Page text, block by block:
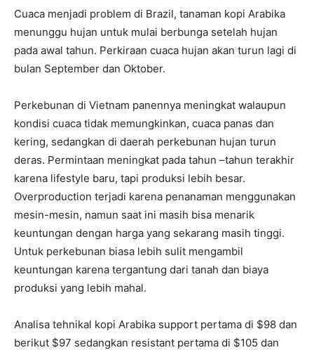
Cuaca menjadi problem di Brazil, tanaman kopi Arabika
menunggu hujan untuk mulai berbunga setelah hujan
pada awal tahun. Perkiraan cuaca hujan akan turun lagi di
bulan September dan Oktober.
Perkebunan di Vietnam panennya meningkat walaupun
kondisi cuaca tidak memungkinkan, cuaca panas dan
kering, sedangkan di daerah perkebunan hujan turun
deras. Permintaan meningkat pada tahun –tahun terakhir
karena lifestyle baru, tapi produksi lebih besar.
Overproduction terjadi karena penanaman menggunakan
mesin-mesin, namun saat ini masih bisa menarik
keuntungan dengan harga yang sekarang masih tinggi.
Untuk perkebunan biasa lebih sulit mengambil
keuntungan karena tergantung dari tanah dan biaya
produksi yang lebih mahal.
Analisa tehnikal kopi Arabika support pertama di $98 dan
berikut $97 sedangkan resistant pertama di $105 dan